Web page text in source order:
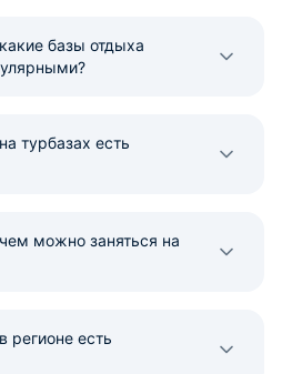
базы отдыха
турбазах есть
можно заняться на
регионе есть